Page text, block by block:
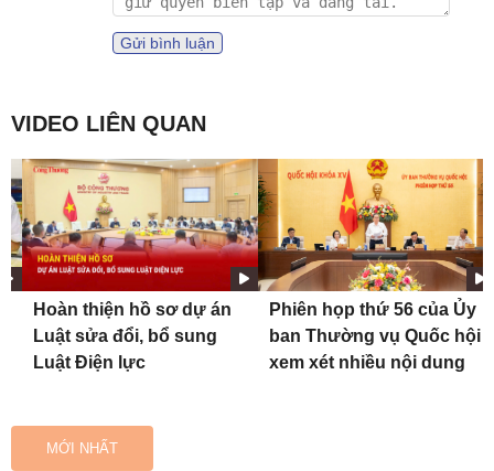
Gửi bình luận
VIDEO LIÊN QUAN
Hoàn thiện hồ sơ dự án
Luật sửa đổi, bổ sung
Luật Điện lực
Phiên họp thứ 56 của Ủy
ban Thường vụ Quốc hội
xem xét nhiều nội dung
MỚI NHẤT